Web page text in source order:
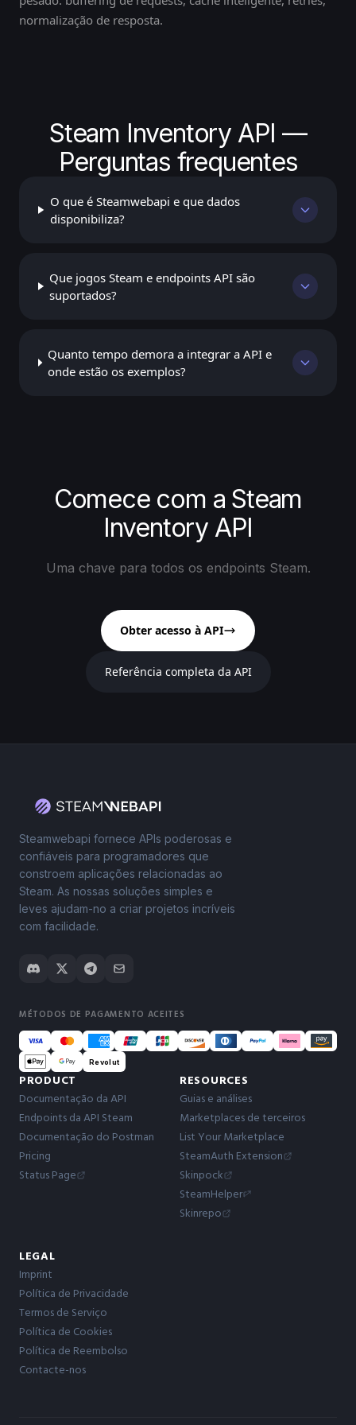
normalização de resposta.
Steam Inventory API —
Perguntas frequentes
O que é Steamwebapi e que dados
disponibiliza?
Que jogos Steam e endpoints API são
suportados?
Quanto tempo demora a integrar a API e
onde estão os exemplos?
Comece com a Steam
Inventory API
Uma chave para todos os endpoints Steam.
Obter acesso à API
Referência completa da API
Steamwebapi fornece APIs poderosas e
confiáveis para programadores que
constroem aplicações relacionadas ao
Steam. As nossas soluções simples e
leves ajudam-no a criar projetos incríveis
com facilidade.
MÉTODOS DE PAGAMENTO ACEITES
Revolut
PRODUCT
Documentação da API
Endpoints da API Steam
Documentação do Postman
Pricing
Status Page
RESOURCES
Guias e análises
Marketplaces de terceiros
List Your Marketplace
SteamAuth Extension
Skinpock
SteamHelper
Skinrepo
LEGAL
Imprint
Política de Privacidade
Termos de Serviço
Política de Cookies
Política de Reembolso
Contacte-nos